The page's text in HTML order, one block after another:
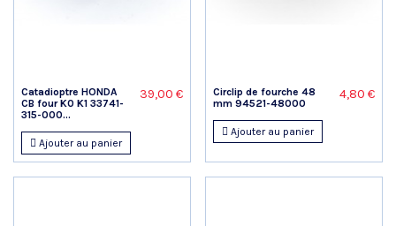
Catadioptre HONDA
CB four K0 K1 33741-
315-000...
39,00 €
Ajouter au panier
Circlip de fourche 48
mm 94521-48000
4,80 €
Ajouter au panier